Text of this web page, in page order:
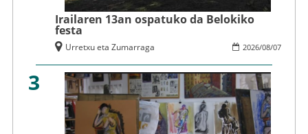
Irailaren 13an ospatuko da Belokiko
festa
2026/08/07
Urretxu eta Zumarraga
3